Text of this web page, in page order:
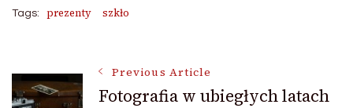
Tags: prezenty szkło
Post
Previous Article
Fotografia w ubiegłych latach